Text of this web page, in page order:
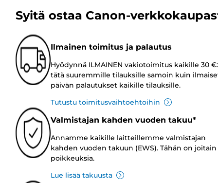
Syitä ostaa Canon-
Ilmainen toimitus ja palautus
Hyödynnä ILMAINEN vakiotoimitus kaikille 30
tätä suuremmille tilauksille samoin kuin
päivän palautukset kaikille tilauksille.
Tutustu toimitusvaihtoehtoihin
Valmistajan kahden vuoden takuu*
Annamme kaikille laitteillemme valmistajan
kahden vuoden takuun (EWS). Tähän on joitain
poikkeuksia.
Lue lisää takuusta